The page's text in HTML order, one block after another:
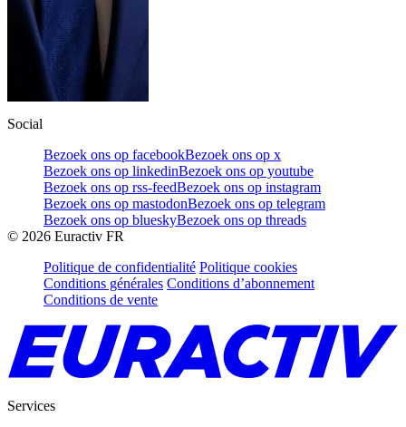
Social
Bezoek ons op facebookBezoek ons op x
Bezoek ons op linkedinBezoek ons op youtube
Bezoek ons op rss-feedBezoek ons op instagram
Bezoek ons op mastodonBezoek ons op telegram
Bezoek ons op blueskyBezoek ons op threads
© 2026 Euractiv FR
Politique de confidentialité Politique cookies
Conditions générales Conditions d’abonnement
Conditions de vente
Services